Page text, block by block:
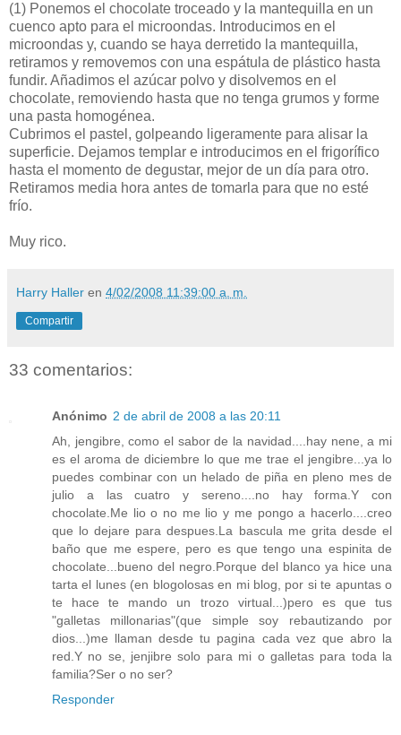
(1) Ponemos el chocolate troceado y la mantequilla en un
cuenco apto para el microondas. Introducimos en el
microondas y, cuando se haya derretido la mantequilla,
retiramos y removemos con una espátula de plástico hasta
fundir. Añadimos el azúcar polvo y disolvemos en el
chocolate, removiendo hasta que no tenga grumos y forme
una pasta homogénea.
Cubrimos el pastel, golpeando ligeramente para alisar la
superficie. Dejamos templar e introducimos en el frigorífico
hasta el momento de degustar, mejor de un día para otro.
Retiramos media hora antes de tomarla para que no esté
frío.
Muy rico.
Harry Haller en 4/02/2008 11:39:00 a. m.
Compartir
33 comentarios:
Anónimo 2 de abril de 2008 a las 20:11
Ah, jengibre, como el sabor de la navidad....hay nene, a mi
es el aroma de diciembre lo que me trae el jengibre...ya lo
puedes combinar con un helado de piña en pleno mes de
julio a las cuatro y sereno....no hay forma.Y con
chocolate.Me lio o no me lio y me pongo a hacerlo....creo
que lo dejare para despues.La bascula me grita desde el
baño que me espere, pero es que tengo una espinita de
chocolate...bueno del negro.Porque del blanco ya hice una
tarta el lunes (en blogolosas en mi blog, por si te apuntas o
te hace te mando un trozo virtual...)pero es que tus
"galletas millonarias"(que simple soy rebautizando por
dios...)me llaman desde tu pagina cada vez que abro la
red.Y no se, jenjibre solo para mi o galletas para toda la
familia?Ser o no ser?
Responder